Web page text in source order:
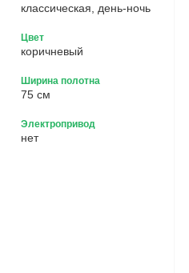
классическая, день-ночь
Цвет
коричневый
Ширина полотна
75 см
Электропривод
нет